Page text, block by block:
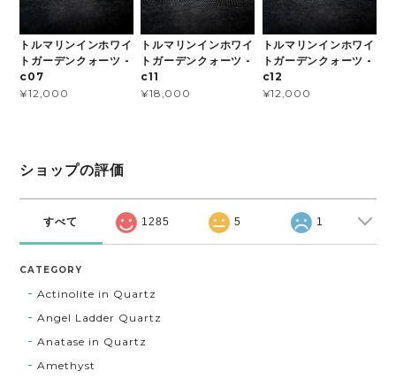
トルマリンインホワイ
トガーデンクォーツ -
c07
¥12,000
トルマリンインホワイ
トガーデンクォーツ -
c11
¥18,000
トルマリンインホワイ
トガーデンクォーツ -
c12
¥12,000
ショップの評価
すべて 1285 5 1
CATEGORY
Actinolite in Quartz
Angel Ladder Quartz
Anatase in Quartz
Amethyst